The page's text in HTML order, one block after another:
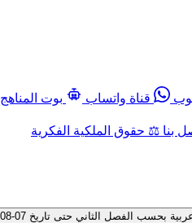
قناة واتساب
بوت المناهج
بنا ⚖️ حقوق الملكية الفكرية
الفصل الثاني حتى تاريخ 07-08-2026